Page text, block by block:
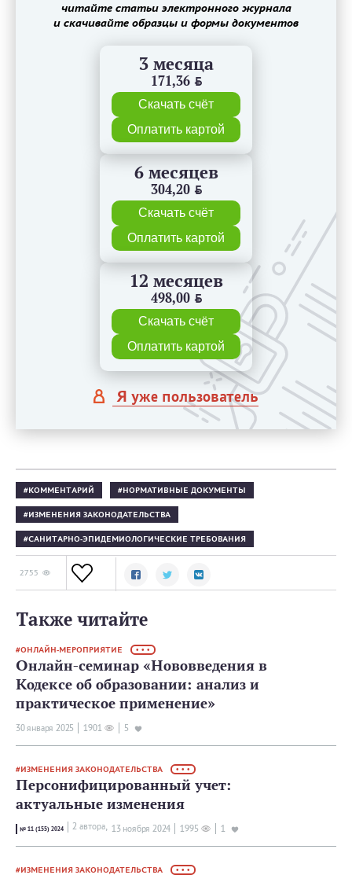
читайте статьи электронного журнала
и скачивайте образцы и формы документов
3 месяца
171,36 BYN
Скачать счёт
Оплатить картой
6 месяцев
304,20 BYN
Скачать счёт
Оплатить картой
12 месяцев
498,00 BYN
Скачать счёт
Оплатить картой
Я уже пользователь
КОММЕНТАРИЙ НОРМАТИВНЫЕ ДОКУМЕНТЫ
ИЗМЕНЕНИЯ ЗАКОНОДАТЕЛЬСТВА
САНИТАРНО-ЭПИДЕМИОЛОГИЧЕСКИЕ ТРЕБОВАНИЯ
2755
Также читайте
ОНЛАЙН-МЕРОПРИЯТИЕ • • •
Онлайн-семинар «Нововведения в
Кодексе об образовании: анализ и
практическое применение»
30 января 2025 1901 5
ИЗМЕНЕНИЯ ЗАКОНОДАТЕЛЬСТВА • • •
Персонифицированный учет:
актуальные изменения
№ 11 (155) 2024 2 автора, 13 ноября 2024 1995 1
ИЗМЕНЕНИЯ ЗАКОНОДАТЕЛЬСТВА • • •